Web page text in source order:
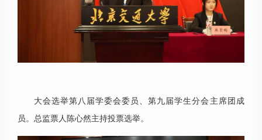
大会选举第八届学委会委员、第九届学生分会主席团成
员。总监票人陈心然主持投票选举。